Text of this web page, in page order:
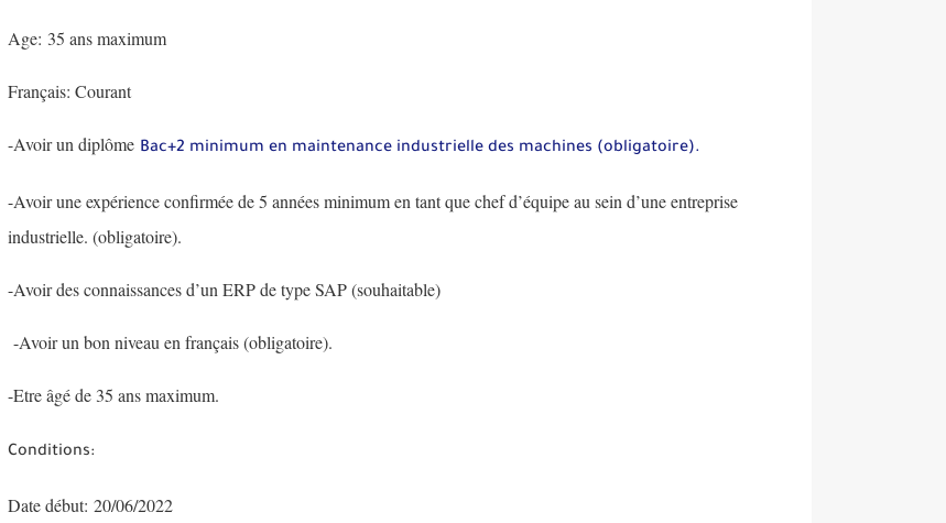
Age: 35 ans maximum
Français: Courant
-Avoir un diplôme Bac+2 minimum en maintenance industrielle des machines (obligatoire).
-Avoir une expérience confirmée de 5 années minimum en tant que chef d’équipe au sein d’une entreprise
industrielle. (obligatoire).
-Avoir des connaissances d’un ERP de type SAP (souhaitable)
-Avoir un bon niveau en français (obligatoire).
-Etre âgé de 35 ans maximum.
Conditions:
Date début: 20/06/2022